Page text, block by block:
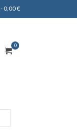
- 0,00€
0